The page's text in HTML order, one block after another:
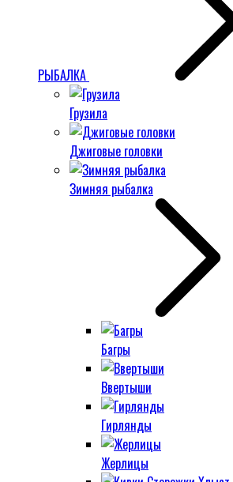
РЫБАЛКА
Грузила
Джиговые головки
Зимняя рыбалка
Багры
Ввертыши
Гирлянды
Жерлицы